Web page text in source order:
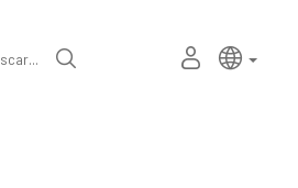
Buscar
ESPACIO
Selector
de
Idioma